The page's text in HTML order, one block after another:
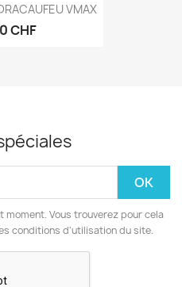
VMAX
CHF
moment. Vous trouverez pour cela
conditions d'utilisation du site.